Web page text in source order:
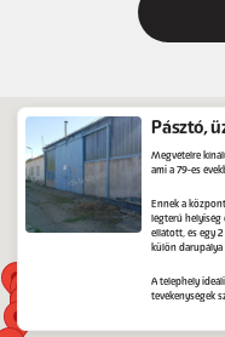
Pásztó,
Megvételre
ami a 79-es
Ennek a
légterű helyiség
ellátott, és egy
külön
A telephely
tevékenységek